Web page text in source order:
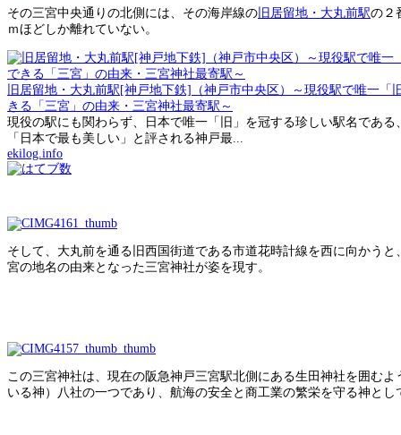
その三宮中央通りの北側には、その海岸線の 旧居留地・大丸前駅の２
ｍほどしか離れていない。
旧居留地・大丸前駅[神戸地下鉄]（神戸市中央区）～現役駅で唯一
きる「三宮」の由来・三宮神社最寄駅～
現役の駅にも関わらず、日本で唯一「旧」を冠する珍しい駅名であ
「日本で最も美しい」と評される神戸最...
ekilog.info
そして、大丸前を通る旧西国街道である市道花時計線を西に向かう
宮の地名の由来となった三宮神社が姿を現す。
この三宮神社は、現在の阪急神戸三宮駅北側にある生田神社を囲む
いる神）八社の一つであり、航海の安全と商工業の繁栄を守る神と